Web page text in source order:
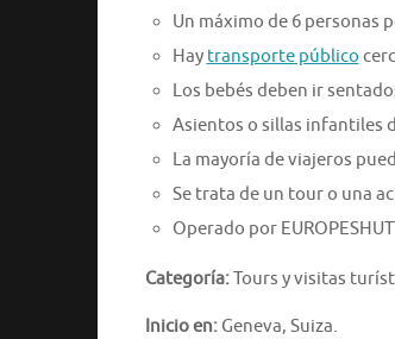
Un máximo de 6 personas
Hay transporte público
Los bebés deben ir
Asientos o sillas infantiles
La mayoría de viajeros
Se trata de un tour o una
Operado por
Categoría:Tours y visitas
Inicio en: Geneva, Suiza.